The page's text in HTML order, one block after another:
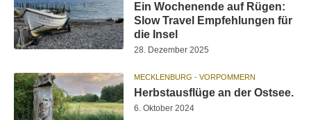
Ein Wochenende auf Rügen:
Slow Travel Empfehlungen für
die Insel
28. Dezember 2025
MECKLENBURG - VORPOMMERN
Herbstausflüge an der Ostsee.
6. Oktober 2024